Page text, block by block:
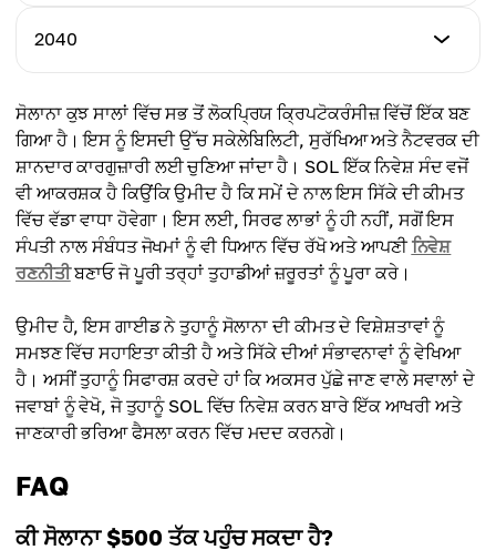
ਵੱਧ ਤੋਂ ਵੱਧ ਕੀਮਤ
ਔਸਤ ਕੀਮਤ
$17,045.15
ਘੱਟੋ-ਘੱਟ ਕੀਮਤ
ਵੱਧ ਤੋਂ ਵੱਧ ਕੀਮਤ
$20,760.56
ਔਸਤ ਕੀਮਤ
$19,207.67
2040
$18,901.98
ਵੱਧ ਤੋਂ ਵੱਧ ਕੀਮਤ
$23,115.87
ਔਸਤ ਕੀਮਤ
ਸੋਲਾਨਾ ਕੁਝ ਸਾਲਾਂ ਵਿੱਚ ਸਭ ਤੋਂ ਲੋਕਪ੍ਰਿਯ ਕ੍ਰਿਪਟੋਕਰੰਸੀਜ਼ ਵਿੱਚੋਂ ਇੱਕ ਬਣ
ਗਿਆ ਹੈ। ਇਸ ਨੂੰ ਇਸਦੀ ਉੱਚ ਸਕੇਲੇਬਿਲਿਟੀ, ਸੁਰੱਖਿਆ ਅਤੇ ਨੈਟਵਰਕ ਦੀ
ਸ਼ਾਨਦਾਰ ਕਾਰਗੁਜ਼ਾਰੀ ਲਈ ਚੁਣਿਆ ਜਾਂਦਾ ਹੈ। SOL ਇੱਕ ਨਿਵੇਸ਼ ਸੰਦ ਵਜੋਂ
ਵੀ ਆਕਰਸ਼ਕ ਹੈ ਕਿਉਂਕਿ ਉਮੀਦ ਹੈ ਕਿ ਸਮੇਂ ਦੇ ਨਾਲ ਇਸ ਸਿੱਕੇ ਦੀ ਕੀਮਤ
ਵਿੱਚ ਵੱਡਾ ਵਾਧਾ ਹੋਵੇਗਾ। ਇਸ ਲਈ, ਸਿਰਫ ਲਾਭਾਂ ਨੂੰ ਹੀ ਨਹੀਂ, ਸਗੋਂ ਇਸ
ਸੰਪਤੀ ਨਾਲ ਸੰਬੰਧਤ ਜੋਖਮਾਂ ਨੂੰ ਵੀ ਧਿਆਨ ਵਿੱਚ ਰੱਖੋ ਅਤੇ ਆਪਣੀਨਿਵੇਸ਼
ਰਣਨੀਤੀਬਣਾਓ ਜੋ ਪੂਰੀ ਤਰ੍ਹਾਂ ਤੁਹਾਡੀਆਂ ਜ਼ਰੂਰਤਾਂ ਨੂੰ ਪੂਰਾ ਕਰੇ।
ਉਮੀਦ ਹੈ, ਇਸ ਗਾਈਡ ਨੇ ਤੁਹਾਨੂੰ ਸੋਲਾਨਾ ਦੀ ਕੀਮਤ ਦੇ ਵਿਸ਼ੇਸ਼ਤਾਵਾਂ ਨੂੰ
ਸਮਝਣ ਵਿੱਚ ਸਹਾਇਤਾ ਕੀਤੀ ਹੈ ਅਤੇ ਸਿੱਕੇ ਦੀਆਂ ਸੰਭਾਵਨਾਵਾਂ ਨੂੰ ਵੇਖਿਆ
ਹੈ। ਅਸੀਂ ਤੁਹਾਨੂੰ ਸਿਫਾਰਸ਼ ਕਰਦੇ ਹਾਂ ਕਿ ਅਕਸਰ ਪੁੱਛੇ ਜਾਣ ਵਾਲੇ ਸਵਾਲਾਂ ਦੇ
ਜਵਾਬਾਂ ਨੂੰ ਵੇਖੋ, ਜੋ ਤੁਹਾਨੂੰ SOL ਵਿੱਚ ਨਿਵੇਸ਼ ਕਰਨ ਬਾਰੇ ਇੱਕ ਆਖਰੀ ਅਤੇ
ਜਾਣਕਾਰੀ ਭਰਿਆ ਫੈਸਲਾ ਕਰਨ ਵਿੱਚ ਮਦਦ ਕਰਨਗੇ।
FAQ
ਕੀ ਸੋਲਾਨਾ $500 ਤੱਕ ਪਹੁੰਚ ਸਕਦਾ ਹੈ?